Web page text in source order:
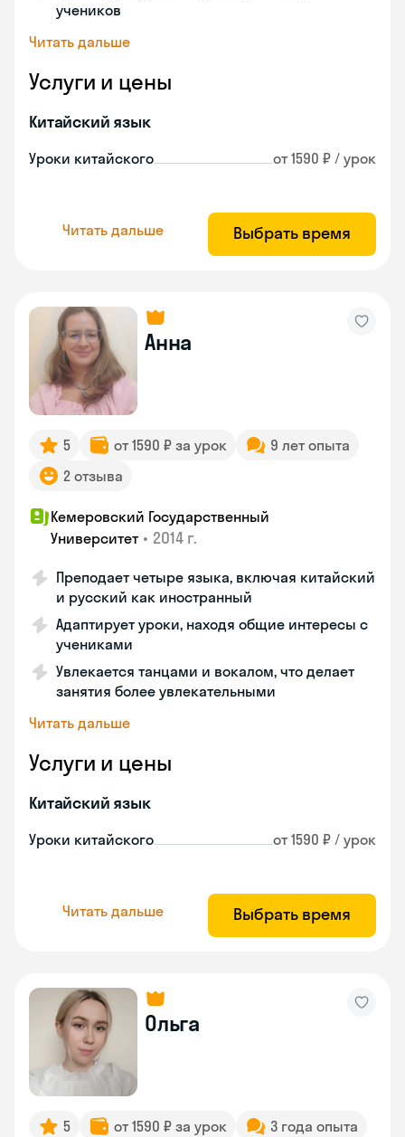
учеников
Читать дальше
Услуги и цены
Китайский язык
Уроки китайского от 1590 ₽ / урок
Читать дальше Выбрать время
Анна
5 от 1590 ₽ за урок
9 лет опыта
2 отзыва
Кемеровский Государственный
Университет • 2014 г.
Преподает четыре языка, включая китайский
и русский как иностранный
Адаптирует уроки, находя общие интересы с
учениками
Увлекается танцами и вокалом, что делает
занятия более увлекательными
Читать дальше
Услуги и цены
Китайский язык
Уроки китайского от 1590 ₽ / урок
Читать дальше Выбрать время
Ольга
5 от 1590 ₽ за урок
3 года опыта